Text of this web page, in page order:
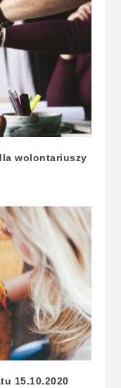
wolontariuszy
15.10.2020